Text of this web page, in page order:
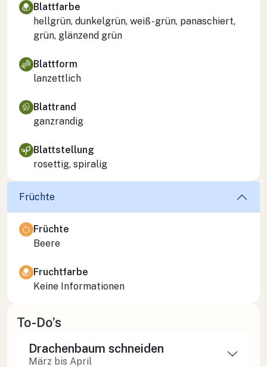
Blattfarbe
hellgrün, dunkelgrün, weiß-grün, panaschiert,
grün, glänzend grün
Blattform
lanzettlich
Blattrand
ganzrandig
Blattstellung
rosettig, spiralig
Früchte
Früchte
Beere
Fruchtfarbe
Keine Informationen
To-Do’s
Drachenbaum schneiden
März bis April